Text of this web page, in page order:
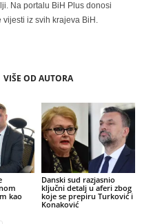
Na portalu BiH Plus donosi
iz svih krajeva BiH.
VIŠE OD AUTORA
kao
Danski sud razjasnio
ključni detalj u aferi zbog
koje se prepiru Turković i
Konaković